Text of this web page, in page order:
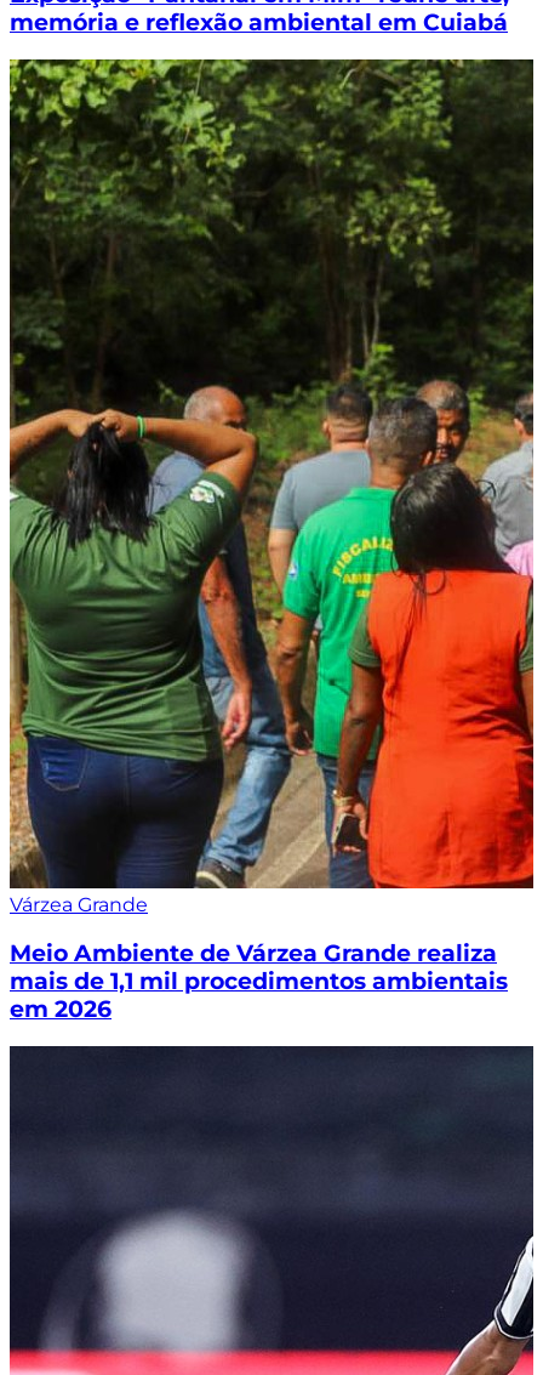
memória e reflexão ambiental em Cuiabá
Várzea Grande
Meio Ambiente de Várzea Grande realiza
mais de 1,1 mil procedimentos ambientais
em 2026